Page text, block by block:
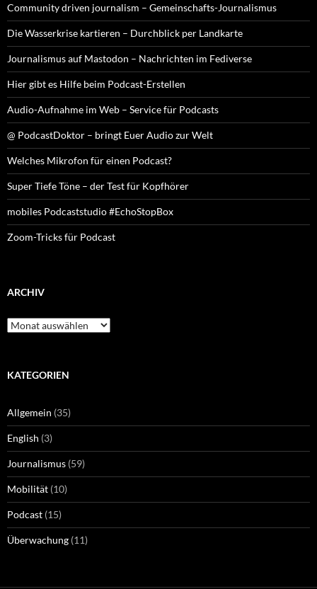
Community driven journalism – Gemeinschafts-Journalismus
Die Wasserkrise kartieren – Durchblick per Landkarte
Journalismus auf Mastodon – Nachrichten im Fediverse
Hier gibt es Hilfe beim Podcast-Erstellen
Audio-Aufnahme im Web – Service für Podcasts
@ PodcastDoktor – bringt Euer Audio zur Welt
Welches Mikrofon für einen Podcast?
Super Tiefe Töne – der Test für Kopfhörer
mobiles Podcaststudio #EchoStopBox
Zoom-Tricks für Podcast
ARCHIV
Archiv
KATEGORIEN
Allgemein (35)
English (3)
Journalismus (59)
Mobilität (10)
Podcast (15)
Überwachung (11)